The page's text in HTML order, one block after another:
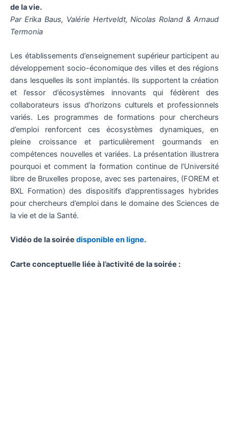
de la vie.
Par Erika Baus, Valérie Hertveldt, Nicolas Roland & Arnaud
Termonia
Les établissements d’enseignement supérieur participent au
développement socio-économique des villes et des régions
dans lesquelles ils sont implantés. Ils supportent la création
et l’essor d’écosystèmes innovants qui fédèrent des
collaborateurs issus d’horizons culturels et professionnels
variés. Les programmes de formations pour chercheurs
d’emploi renforcent ces écosystèmes dynamiques, en
pleine croissance et particulièrement gourmands en
compétences nouvelles et variées. La présentation illustrera
pourquoi et comment la formation continue de l’Université
libre de Bruxelles propose, avec ses partenaires, (FOREM et
BXL Formation) des dispositifs d’apprentissages hybrides
pour chercheurs d’emploi dans le domaine des Sciences de
la vie et de la Santé.
Vidéo de la soirée disponible en ligne.
Carte conceptuelle liée à l’activité de la soirée :